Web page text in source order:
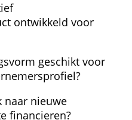
ontwikkeld voor
geschikt voor
naar nieuwe
financieren?